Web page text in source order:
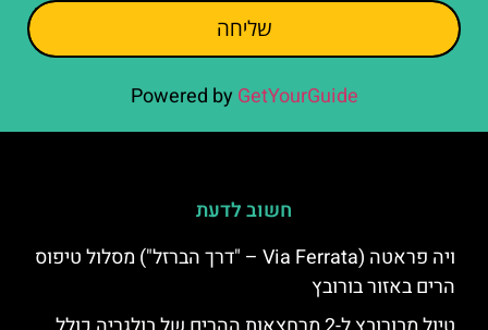
שליחה
Powered by GetYourGuide
חשוב לדעת
ויה פראטה (Via Ferrata – "דרך הברזל") מסלול טיפוס
הרים באזור בורובץ